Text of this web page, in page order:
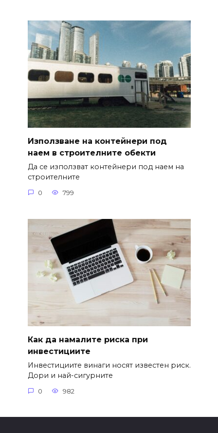
Използване на контейнери под
наем в строителните обекти
Да се използват контейнери под наем на
строителните
0 799
Как да намалите риска при
инвестициите
Инвестициите винаги носят известен риск.
Дори и най-сигурните
0 982